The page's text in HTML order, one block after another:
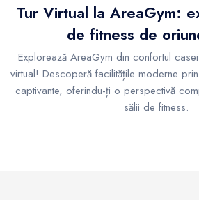
Tur Virtual la AreaGym:
de fitness de
Explorează AreaGym din confortul
virtual! Descoperă facilitățile moderne
captivante, oferindu-ți o perspectivă
sălii de fitness.